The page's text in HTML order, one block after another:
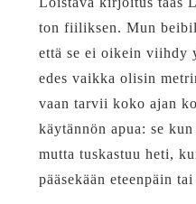
ton fiiliksen. Mun
että se ei oikein viihdy
edes vaikka olisin
vaan tarvii koko ajan
käytännön apua: se
mutta tuskastuu heti,
pääsekään eteenpäin